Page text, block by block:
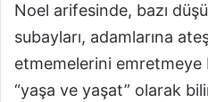
Noel arifesinde, bazı
subayları, adamlarına
etmemelerini emretmeye
“yaşa ve yaşat” olarak